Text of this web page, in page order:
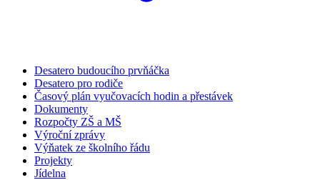
Desatero budoucího prvňáčka
Desatero pro rodiče
Časový plán vyučovacích hodin a přestávek
Dokumenty
Rozpočty ZŠ a MŠ
Výroční zprávy
Výňatek ze školního řádu
Projekty
Jídelna